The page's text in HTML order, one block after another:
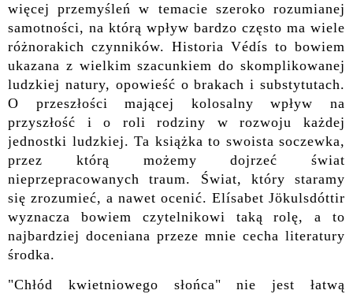
więcej przemyśleń w temacie szeroko rozumianej
samotności, na którą wpływ bardzo często ma wiele
różnorakich czynników. Historia Védís to bowiem
ukazana z wielkim szacunkiem do skomplikowanej
ludzkiej natury, opowieść o brakach i substytutach.
O przeszłości mającej kolosalny wpływ na
przyszłość i o roli rodziny w rozwoju każdej
jednostki ludzkiej. Ta książka to swoista soczewka,
przez którą możemy dojrzeć świat
nieprzepracowanych traum. Świat, który staramy
się zrozumieć, a nawet ocenić. Elísabet Jökulsdóttir
wyznacza bowiem czytelnikowi taką rolę, a to
najbardziej doceniana przeze mnie cecha literatury
środka.
"Chłód kwietniowego słońca" nie jest łatwą